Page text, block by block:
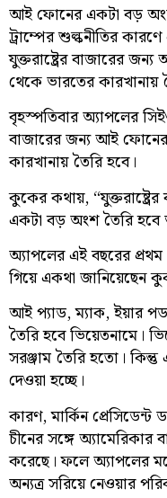
আই ফোনের একটা বড় অংশ
ট্রাম্পের শুল্কনীতির
যুক্তরাষ্ট্রের বাজারের
থেকে ভারতের কারখানায়
বৃহস্পতিবার অ্যাপলের
বাজারের জন্য আই
কারখানায় তৈরি হবে।
কুকের কথায়,
একটা বড় অংশ তৈরি হবে
অ্যাপলের এই বছরের
গিয়ে একথা জানিয়েছেন
আই প্যাড, ম্যাক, ইয়ার
তৈরি হবে ভিয়েতনামে।
সরঞ্জাম তৈরি হতো।
দেওয়া হচ্ছে।
কারণ, মার্কিন প্রেসিডেন্ট
চীনের সঙ্গে
করেছে। ফলে অ্যাপলের
অন্যত্র সরিয়ে নেওয়ার